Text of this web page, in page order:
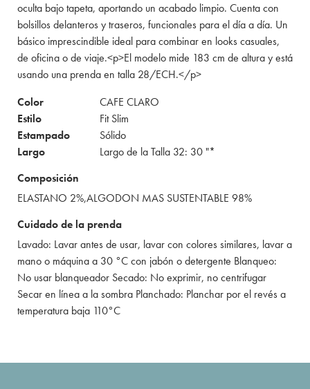
oculta bajo tapeta, aportando un acabado limpio. Cuenta con
bolsillos delanteros y traseros, funcionales para el día a día. Un
básico imprescindible ideal para combinar en looks casuales,
de oficina o de viaje.<p>El modelo mide 183 cm de altura y está
usando una prenda en talla 28/ECH.</p>
Color
CAFE CLARO
Estilo
Fit Slim
Estampado
Sólido
Largo
Largo de la Talla 32: 30 "*
Composición
ELASTANO 2%,ALGODON MAS SUSTENTABLE 98%
Cuidado de la prenda
Lavado: Lavar antes de usar, lavar con colores similares, lavar a
mano o máquina a 30 °C con jabón o detergente Blanqueo:
No usar blanqueador Secado: No exprimir, no centrifugar
Secar en línea a la sombra Planchado: Planchar por el revés a
temperatura baja 110°C